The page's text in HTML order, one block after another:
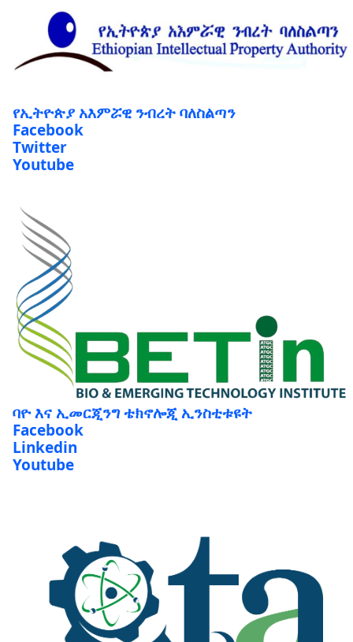
የኢትዮጵያ አእምሯዊ ንብረት ባለስልጣን
Facebook
Twitter
Youtube
ባዮ እና ኢመርጂንግ ቴክኖሎጂ ኢንስቲቱዩት
Facebook
Linkedin
Youtube